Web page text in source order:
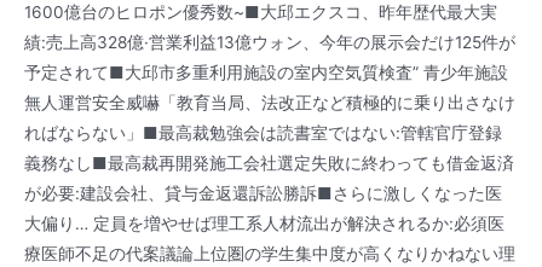
1600億台のヒロポン優秀数~■大邱エクスコ、昨年歴代最大実
績:売上高328億·営業利益13億ウォン、今年の展示会だけ125件が
予定されて■大邱市多重利用施設の室内空気質検査” 青少年施設
無人運営安全威嚇「教育当局、法改正など積極的に乗り出さなけ
ればならない」■最高裁勉強会は読書室ではない:管轄官庁登録
義務なし■最高裁再開発施工会社選定失敗に終わっても借金返済
が必要:建設会社、貸与金返還訴訟勝訴■さらに激しくなった医
大偏り… 定員を増やせば理工系人材流出が解決されるか:必須医
療医師不足の代案議論上位圏の学生集中度が高くなりかねない理